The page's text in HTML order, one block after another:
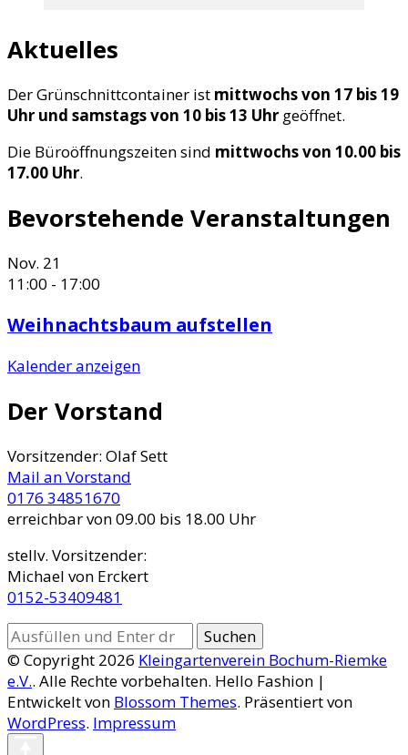
Aktuelles
Der Grünschnittcontainer ist mittwochs von 17 bis 19
Uhr und samstags von 10 bis 13 Uhr geöffnet.
Die Büroöffnungszeiten sind mittwochs von 10.00 bis
17.00 Uhr.
Bevorstehende Veranstaltungen
Nov. 21
11:00 - 17:00
Weihnachtsbaum aufstellen
Kalender anzeigen
Der Vorstand
Vorsitzender: Olaf Sett
Mail an Vorstand
0176 34851670
erreichbar von 09.00 bis 18.00 Uhr
stellv. Vorsitzender:
Michael von Erckert
0152-53409481
Suchst
du
nach
etwas?
© Copyright 2026 Kleingartenverein Bochum-Riemke
e.V.. Alle Rechte vorbehalten. Hello Fashion |
Entwickelt von Blossom Themes. Präsentiert von
WordPress. Impressum